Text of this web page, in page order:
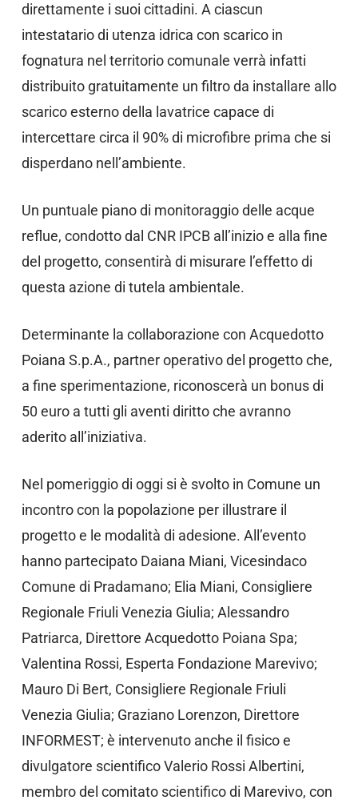
direttamente i suoi cittadini. A ciascun
intestatario di utenza idrica con scarico in
fognatura nel territorio comunale verrà infatti
distribuito gratuitamente un filtro da installare allo
scarico esterno della lavatrice capace di
intercettare circa il 90% di microfibre prima che si
disperdano nell’ambiente.
Un puntuale piano di monitoraggio delle acque
reflue, condotto dal CNR IPCB all’inizio e alla fine
del progetto, consentirà di misurare l’effetto di
questa azione di tutela ambientale.
Determinante la collaborazione con Acquedotto
Poiana S.p.A., partner operativo del progetto che,
a fine sperimentazione, riconoscerà un bonus di
50 euro a tutti gli aventi diritto che avranno
aderito all’iniziativa.
Nel pomeriggio di oggi si è svolto in Comune un
incontro con la popolazione per illustrare il
progetto e le modalità di adesione. All’evento
hanno partecipato Daiana Miani, Vicesindaco
Comune di Pradamano; Elia Miani, Consigliere
Regionale Friuli Venezia Giulia; Alessandro
Patriarca, Direttore Acquedotto Poiana Spa;
Valentina Rossi, Esperta Fondazione Marevivo;
Mauro Di Bert, Consigliere Regionale Friuli
Venezia Giulia; Graziano Lorenzon, Direttore
INFORMEST; è intervenuto anche il fisico e
divulgatore scientifico Valerio Rossi Albertini,
membro del comitato scientifico di Marevivo, con